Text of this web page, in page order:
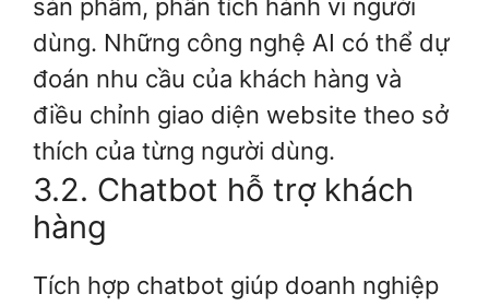
sản phẩm, phân tích hành vi người
dùng. Những công nghệ AI có thể dự
đoán nhu cầu của khách hàng và
điều chỉnh giao diện website theo sở
thích của từng người dùng.
3.2. Chatbot hỗ trợ khách
hàng
Tích hợp chatbot giúp doanh nghiệp